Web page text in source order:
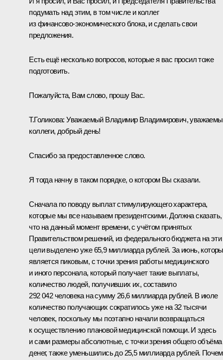
подумать над этим, в том числе и коллег
из финансово‑экономического блока, и сделать свои
предложения.
Есть ещё несколько вопросов, которые я вас просил тоже
подготовить.
Пожалуйста, Вам слово, прошу Вас.
Т.Голикова: Уважаемый Владимир Владимирович,
коллеги, добрый день!
Спасибо за предоставленное слово.
Я тогда начну в таком порядке, о котором Вы сказали.
Сначала по поводу выплат стимулирующего характера,
которые мы все называем президентскими. Должна сказать,
что на данный момент времени, с учётом принятых
Правительством решений, из федерального бюджета на эти
цели выделено уже 65,9 миллиарда рублей. За июнь,
является пиковым, с точки зрения работы медицинского
и иного персонала, который получает такие выплаты,
количество людей, получивших их, составило
292 042 человека на сумму 26,6 миллиарда рублей. В июле
количество получающих сократилось уже на 32 тысячи
человек, поскольку мы поэтапно начали возвращаться
к осуществлению плановой медицинской помощи. И здесь
и сами размеры абсолютные, с точки зрения общего объёма
денег, также уменьшились до 25,5 миллиарда рублей.